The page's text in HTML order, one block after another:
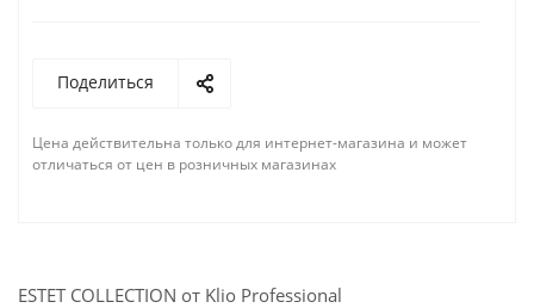
Поделиться
Цена действительна только для интернет-магазина и может
отличаться от цен в розничных магазинах
ESTET COLLECTION от Klio Professional